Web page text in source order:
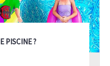
PISCINE ?